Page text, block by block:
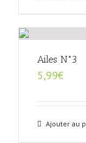
Ailes N°3
5,99€
Ajouter au